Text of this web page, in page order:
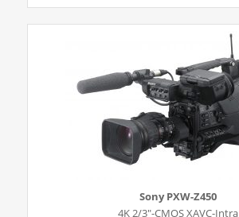
Sony PXW-Z450
4K 2/3″-CMOS XAVC-Intra